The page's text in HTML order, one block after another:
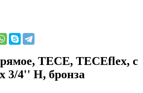
TECE, TECEflex, с
3/4'' Н, бронза